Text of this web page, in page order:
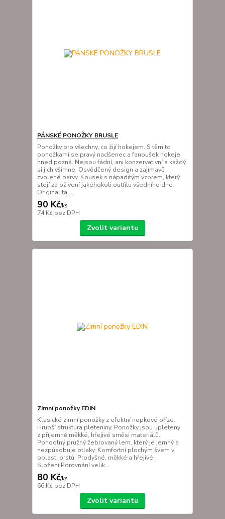
PÁNSKÉ PONOŽKY BRUSLE
Ponožky pro všechny, co žijí hokejem. S těmito
ponožkami se pravý nadšenec a fanoušek hokeje
hned pozná. Nejsou fádní, ani konzervativní a každý
si jich všimne. Osvědčený design a zajímavě
zvolené barvy. Kousek s nápaditým vzorem, který
stojí za oživení jakéhokoli outfitu všedního dne.
Originalita,...
90 Kč/ks
74 Kč bez DPH
Zvolit variantu
Zimní ponožky EDIN
Klasické zimní ponožky z efektní nopkové příze.
Hrubší struktura pleteniny. Ponožky jsou upleteny
z příjemně měkké, hřejivé směsi materiálů.
Pohodlný pružný žebrovaný lem, který je jemný a
nezpůsobuje otlaky. Komfortní plochým švem v
oblasti prstů. Prodyšné, měkké a hřejivé.
Složení:Porovnání velik...
80 Kč/ks
66 Kč bez DPH
Zvolit variantu